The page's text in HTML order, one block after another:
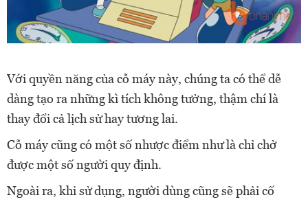
Với quyền năng của cỗ máy này, chúng ta có thể dễ
dàng tạo ra những kì tích không tưởng, thậm chí là
thay đổi cả lịch sử hay tương lai.
Cỗ máy cũng có một số nhược điểm như là chỉ chở
được một số người quy định.
Ngoài ra, khi sử dụng, người dùng cũng sẽ phải cố